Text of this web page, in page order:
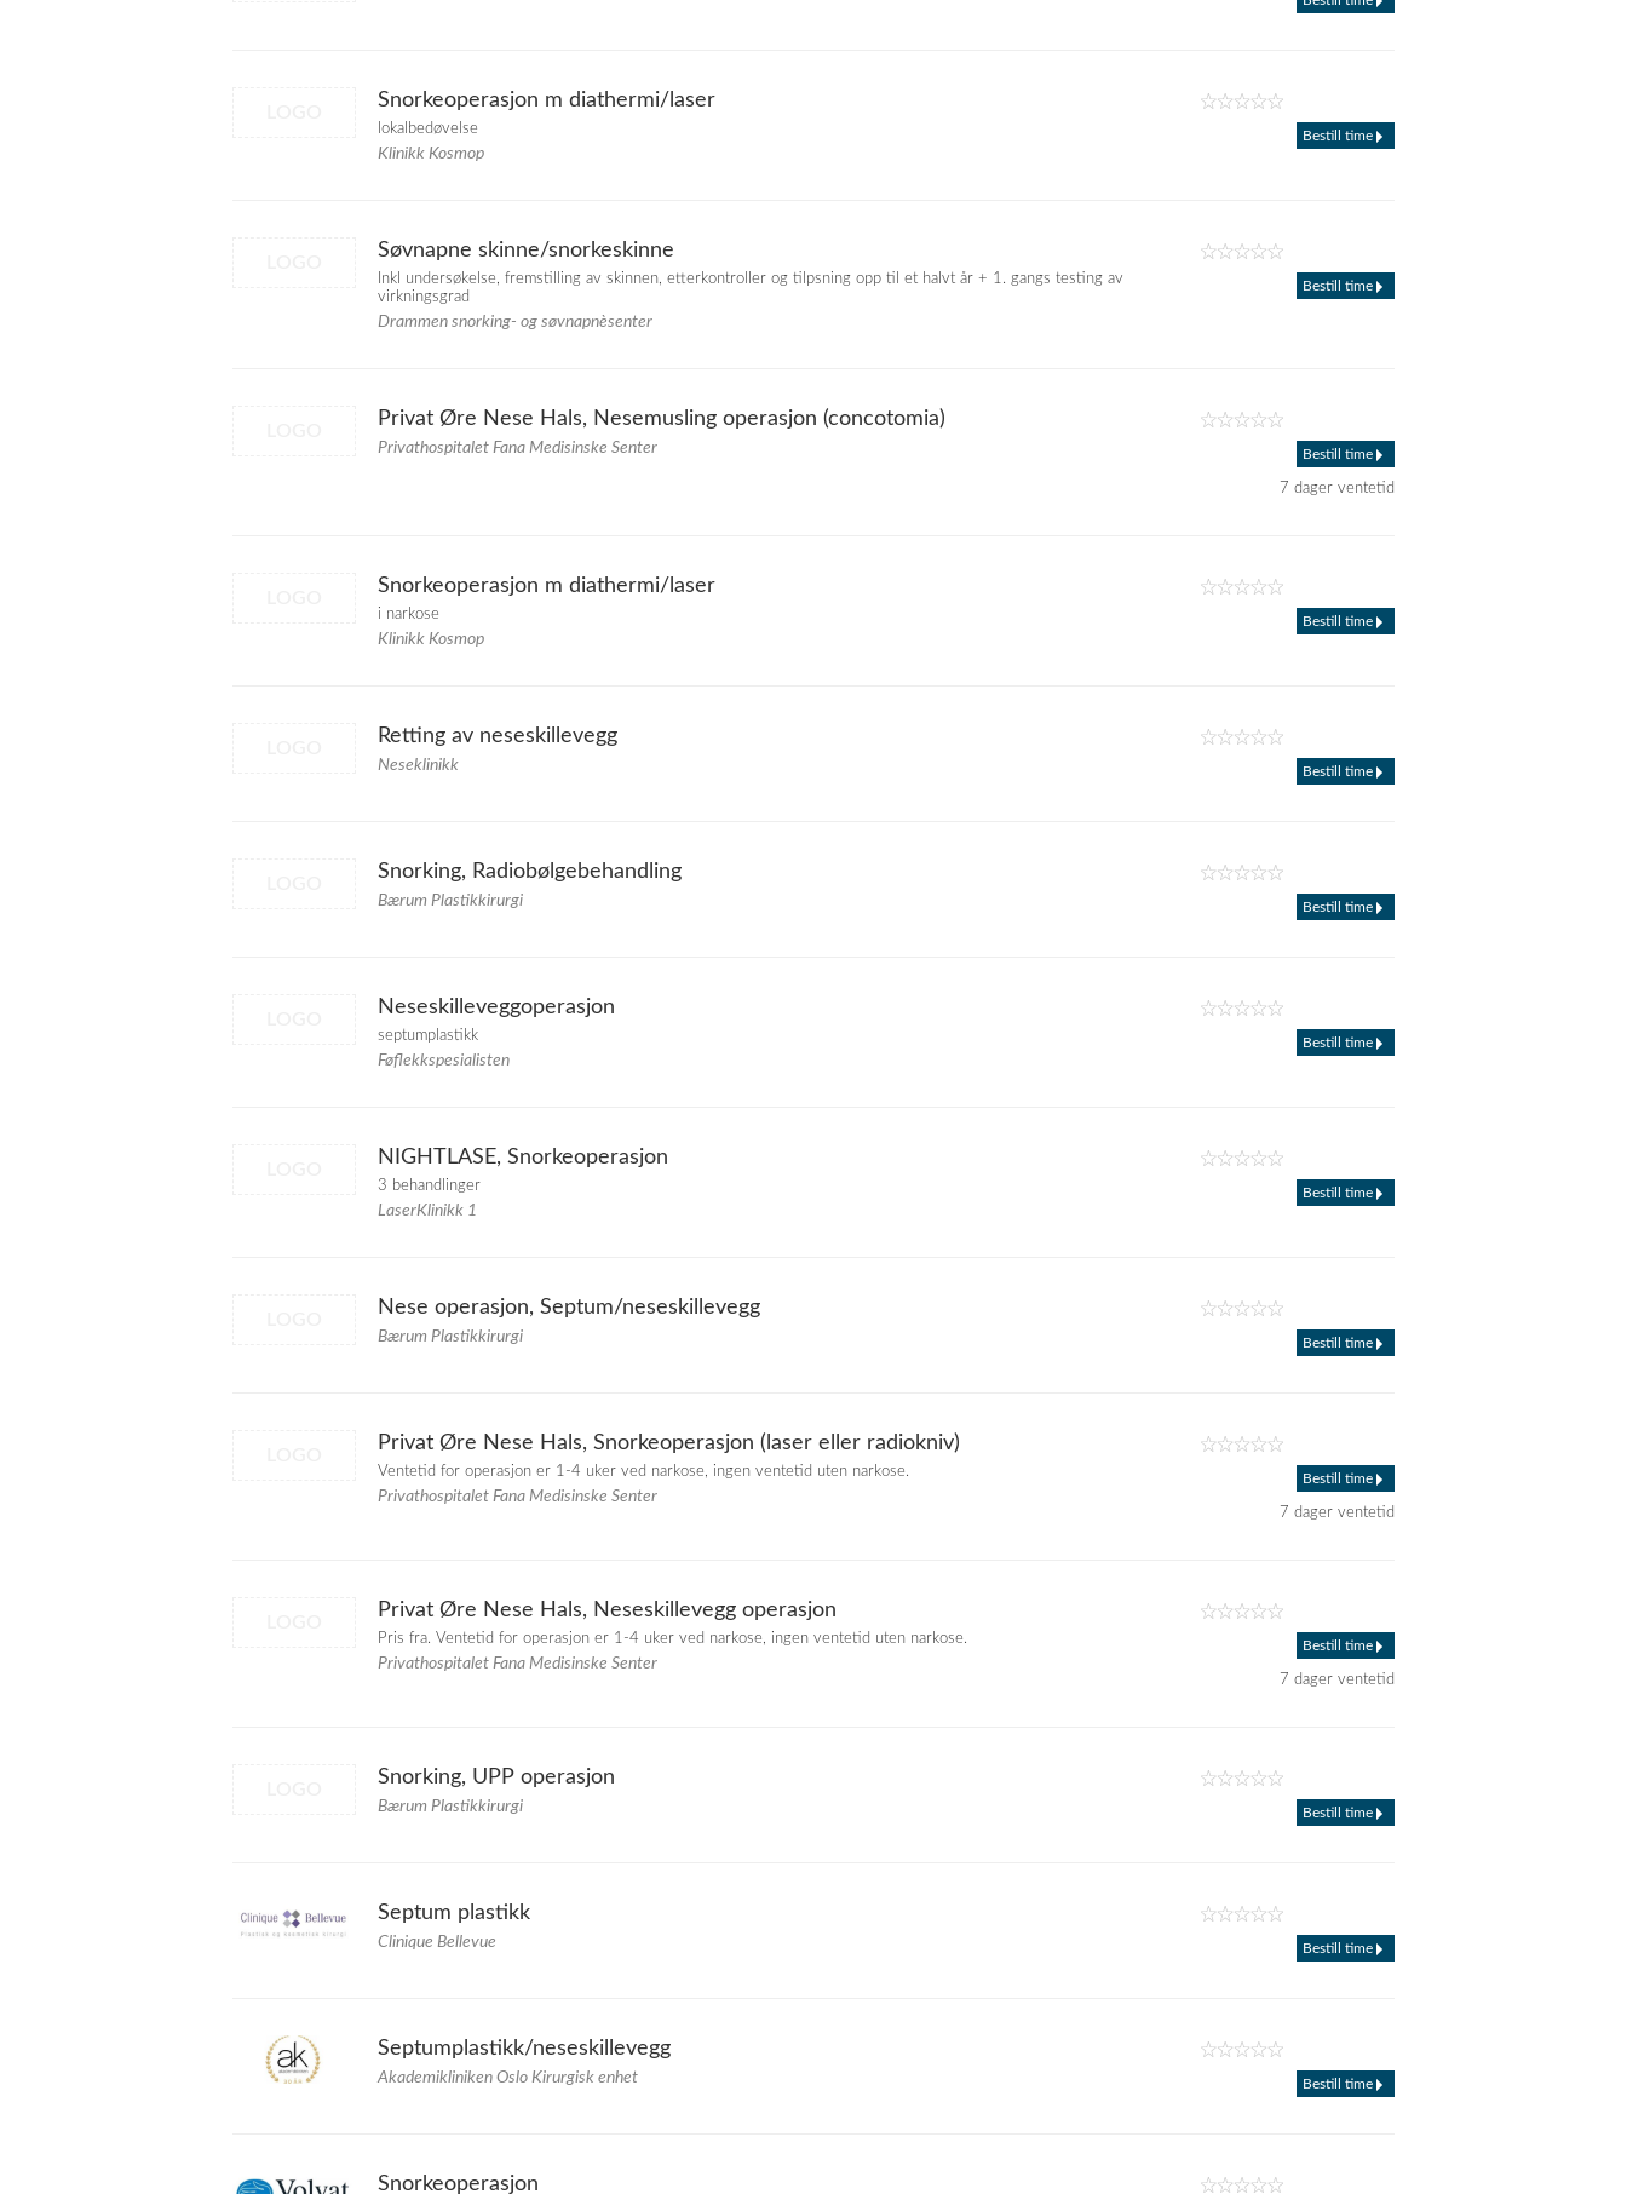
Snorkeoperasjon m diathermi/laser
lokalbedøvelse
Klinikk Kosmop
Bestill time
Søvnapne skinne/snorkeskinne
Inkl undersøkelse, fremstilling av skinnen, etterkontroller og tilpsning opp til et halvt år + 1. gangs testing av
virkningsgrad
Drammen snorking- og søvnapnèsenter
Bestill time
Privat Øre Nese Hals, Nesemusling operasjon (concotomia)
Privathospitalet Fana Medisinske Senter Bestill time
7 dager ventetid
Snorkeoperasjon m diathermi/laser
i narkose
Klinikk Kosmop
Bestill time
Retting av neseskillevegg
Neseklinikk Bestill time
Snorking, Radiobølgebehandling
Bærum Plastikkirurgi Bestill time
Neseskilleveggoperasjon
septumplastikk
Føflekkspesialisten
Bestill time
NIGHTLASE, Snorkeoperasjon
3 behandlinger
LaserKlinikk 1
Bestill time
Nese operasjon, Septum/neseskillevegg
Bærum Plastikkirurgi Bestill time
Privat Øre Nese Hals, Snorkeoperasjon (laser eller radiokniv)
Ventetid for operasjon er 1-4 uker ved narkose, ingen ventetid uten narkose.
Privathospitalet Fana Medisinske Senter
Bestill time
7 dager ventetid
Privat Øre Nese Hals, Neseskillevegg operasjon
Pris fra. Ventetid for operasjon er 1-4 uker ved narkose, ingen ventetid uten narkose.
Privathospitalet Fana Medisinske Senter
Bestill time
7 dager ventetid
Snorking, UPP operasjon
Bærum Plastikkirurgi Bestill time
Septum plastikk
Clinique Bellevue Bestill time
Septumplastikk/neseskillevegg
Akademikliniken Oslo Kirurgisk enhet Bestill time
Snorkeoperasjon